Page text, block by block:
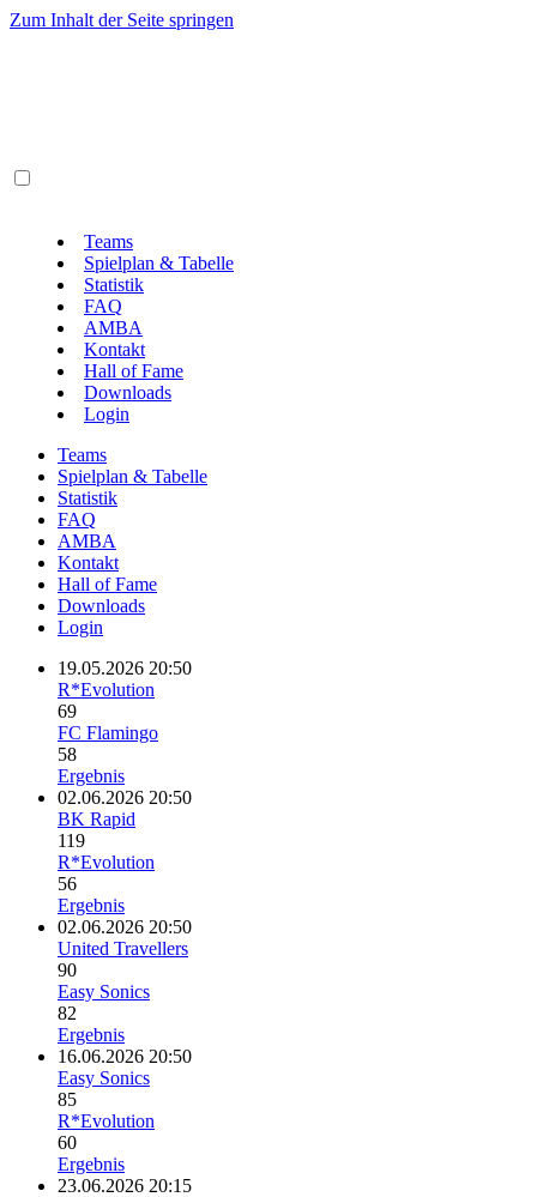
Zum Inhalt der Seite springen
Teams
Spielplan & Tabelle
Statistik
FAQ
AMBA
Kontakt
Hall of Fame
Downloads
Login
Teams
Spielplan & Tabelle
Statistik
FAQ
AMBA
Kontakt
Hall of Fame
Downloads
Login
19.05.2026 20:50
R*Evolution
69
FC Flamingo
58
Ergebnis
02.06.2026 20:50
BK Rapid
119
R*Evolution
56
Ergebnis
02.06.2026 20:50
United Travellers
90
Easy Sonics
82
Ergebnis
16.06.2026 20:50
Easy Sonics
85
R*Evolution
60
Ergebnis
23.06.2026 20:15